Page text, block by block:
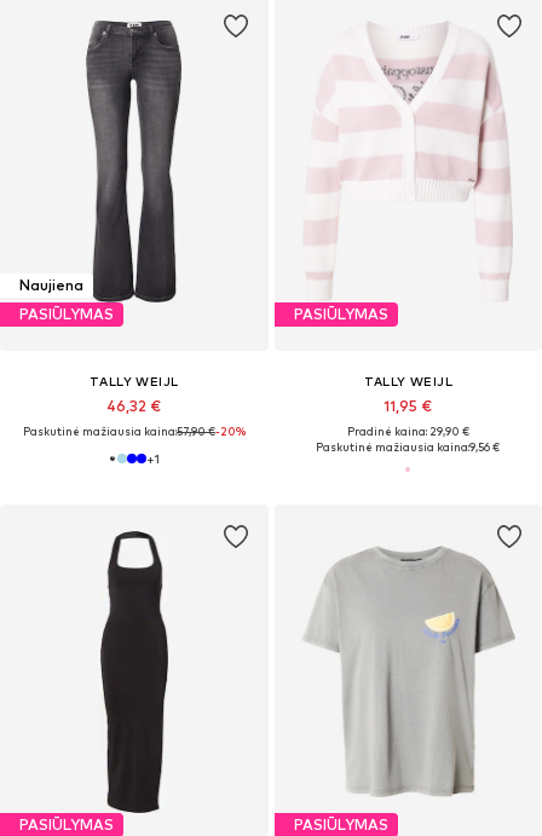
Naujiena
PASIŪLYMAS
TALLY WEIJL
46,32 €
Paskutinė mažiausia kaina:57,90 €-20%
+1
PASIŪLYMAS
TALLY WEIJL
11,95 €
Pradinė kaina: 29,90 €
Paskutinė mažiausia kaina:9,56 €
PASIŪLYMAS PASIŪLYMAS